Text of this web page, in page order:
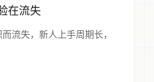
在流失
流失，新人上手周期长，